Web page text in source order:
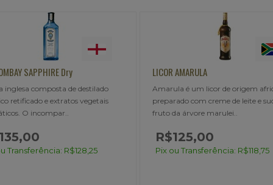
AMARULA
é um licor de origem africana
com creme de leite e suco do
árvore marulei..
Transferência: R$118,75
LICOR SHERIDAN'S
Licor Sheridan'sOrigem:
IrlandaGraduação alcoólica: 15,5%
vol.Volume: 700 ml Garrafa